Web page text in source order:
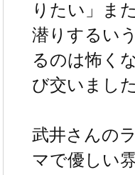
りたい」ま
潜りするい
るのは怖く
び交いまし
武井さんの
マで優しい